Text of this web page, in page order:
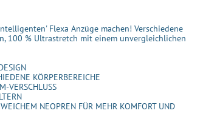
Flexa Anzüge machen! Verschiedene
100 % Ultrastretch mit einem unvergleichlichen
KÖRPERBEREICHE
VERSCHLUSS
NEOPREN FÜR MEHR KOMFORT UND